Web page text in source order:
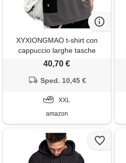
XYXIONGMAO t-shirt con
cappuccio larghe tasche
larghe felpa con cappuccio
shirt da uomo, nero, xx-large
40,70 €
Sped. 10,45 €
XXL
amazon